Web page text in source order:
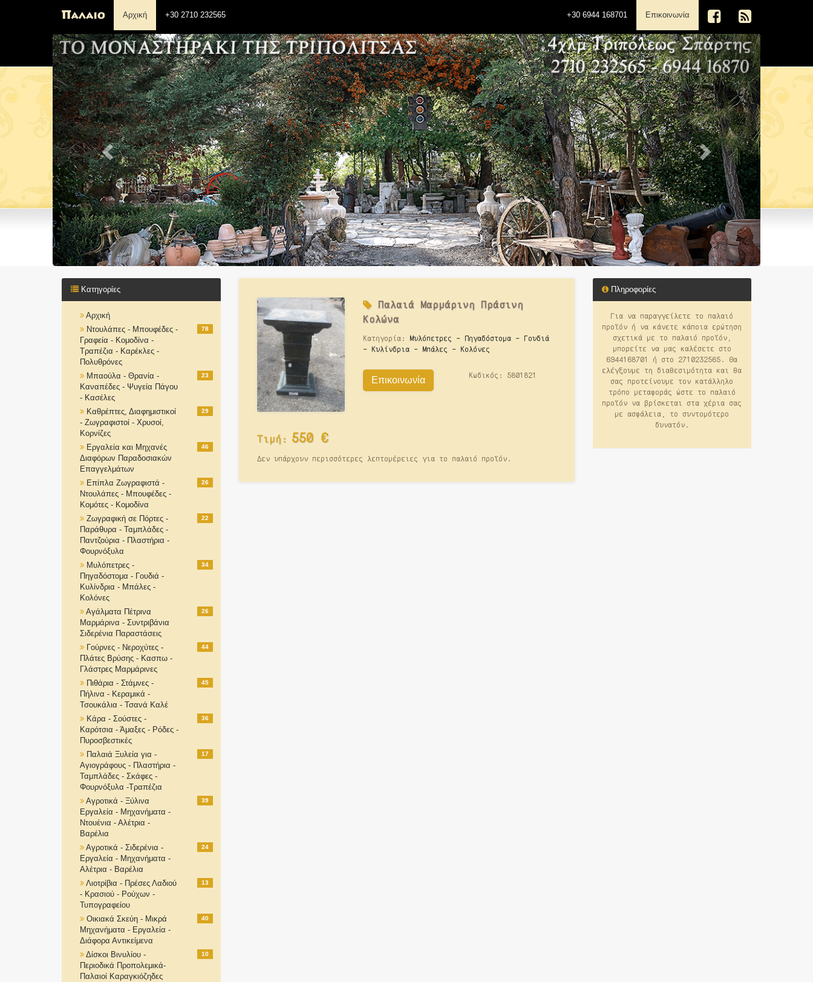
Αρχική +30 2710 232565 +30 6944 168701 Επικοινωνία (current)
Previous Next
Κατηγορίες
Αρχική
Ντουλάπες - Μπουφέδες -
Γραφεία - Κομοδίνα -
Τραπέζια - Καρέκλες -
Πολυθρόνες
78
Μπαούλα - Θρανία -
Καναπέδες - Ψυγεία Πάγου
- Κασέλες
23
Καθρέπτες, Διαφημιστικοί
- Ζωγραφιστοί - Χρυσοί,
Κορνίζες
29
Εργαλεία και Μηχανές
Διαφόρων Παραδοσιακών
Επαγγελμάτων
46
Επίπλα Ζωγραφιστά -
Ντουλάπες - Μπουφέδες -
Κομότες - Κομοδίνα
26
Ζωγραφική σε Πόρτες -
Παράθυρα - Ταμπλάδες -
Παντζούρια - Πλαστήρια -
Φουρνόξυλα
22
Μυλόπετρες -
Πηγαδόστομα - Γουδιά -
Κυλίνδρια - Μπάλες -
Κολόνες
34
Αγάλματα Πέτρινα
Μαρμάρινα - Συντριβάνια
Σιδερένια Παραστάσεις
26
Γούρνες - Νεροχύτες -
Πλάτες Βρύσης - Κασπω -
Γλάστρες Μαρμάρινες
44
Πιθάρια - Στάμνες -
Πήλινα - Κεραμικά -
Τσουκάλια - Τσανά Καλέ
45
Κάρα - Σούστες -
Καρότσια - Άμαξες - Ρόδες -
Πυροσβεστικές
36
Παλαιά Ξυλεία για -
Αγιογράφους - Πλαστήρια -
Ταμπλάδες - Σκάφες -
Φουρνόξυλα -Τραπέζια
17
Αγροτικά - Ξύλινα
Εργαλεία - Μηχανήματα -
Ντουένια - Αλέτρια -
Βαρέλια
39
Αγροτικά - Σιδερένια -
Εργαλεία - Μηχανήματα -
Αλέτρια - Βαρέλια
24
Λιοτρίβια - Πρέσες Λαδιού
- Κρασιού - Ρούχων -
Τυπογραφείου
13
Οικιακά Σκεύη - Μικρά
Μηχανήματα - Εργαλεία -
Διάφορα Αντικείμενα
40
Δίσκοι Βινυλίου -
Περιοδικά Προπολεμικά-
Παλαιοί Καραγκιόζηδες
10
ΠαλαιάΜαρμάρινη Πράσινη
Κολώνα
Κατηγορία: Μυλόπετρες - Πηγαδόστομα - Γουδιά
- Κυλίνδρια - Μπάλες - Κολόνες
Κωδικός: 5801821
Επικοινωνία
Τιμή: 550€
Δεν υπάρχουν περισσότερες λεπτομέρειες για το παλαιό προϊόν.
Πληροφορίες
Για να παραγγείλετε το παλαιό
προϊόν ή να κάνετε κάποια ερώτηση
σχετικά με το παλαιό προϊόν,
μπορείτε να μας καλέσετε στο
6944168701 ή στο 2710232565. Θα
ελέγξουμε τη διαθεσιμότητα και θα
σας προτείνουμε τον κατάλληλο
τρόπο μεταφοράς ώστε το παλαιό
προϊόν να βρίσκεται στα χέρια σας
με ασφάλεια, το συντομότερο
δυνατόν.